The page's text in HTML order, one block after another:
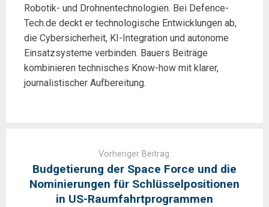
Robotik- und Drohnentechnologien. Bei Defence-
Tech.de deckt er technologische Entwicklungen ab,
die Cybersicherheit, KI-Integration und autonome
Einsatzsysteme verbinden. Bauers Beiträge
kombinieren technisches Know-how mit klarer,
journalistischer Aufbereitung.
Vorheriger Beitrag:
Budgetierung der Space Force und die
Nominierungen für Schlüsselpositionen
in US-Raumfahrtprogrammen